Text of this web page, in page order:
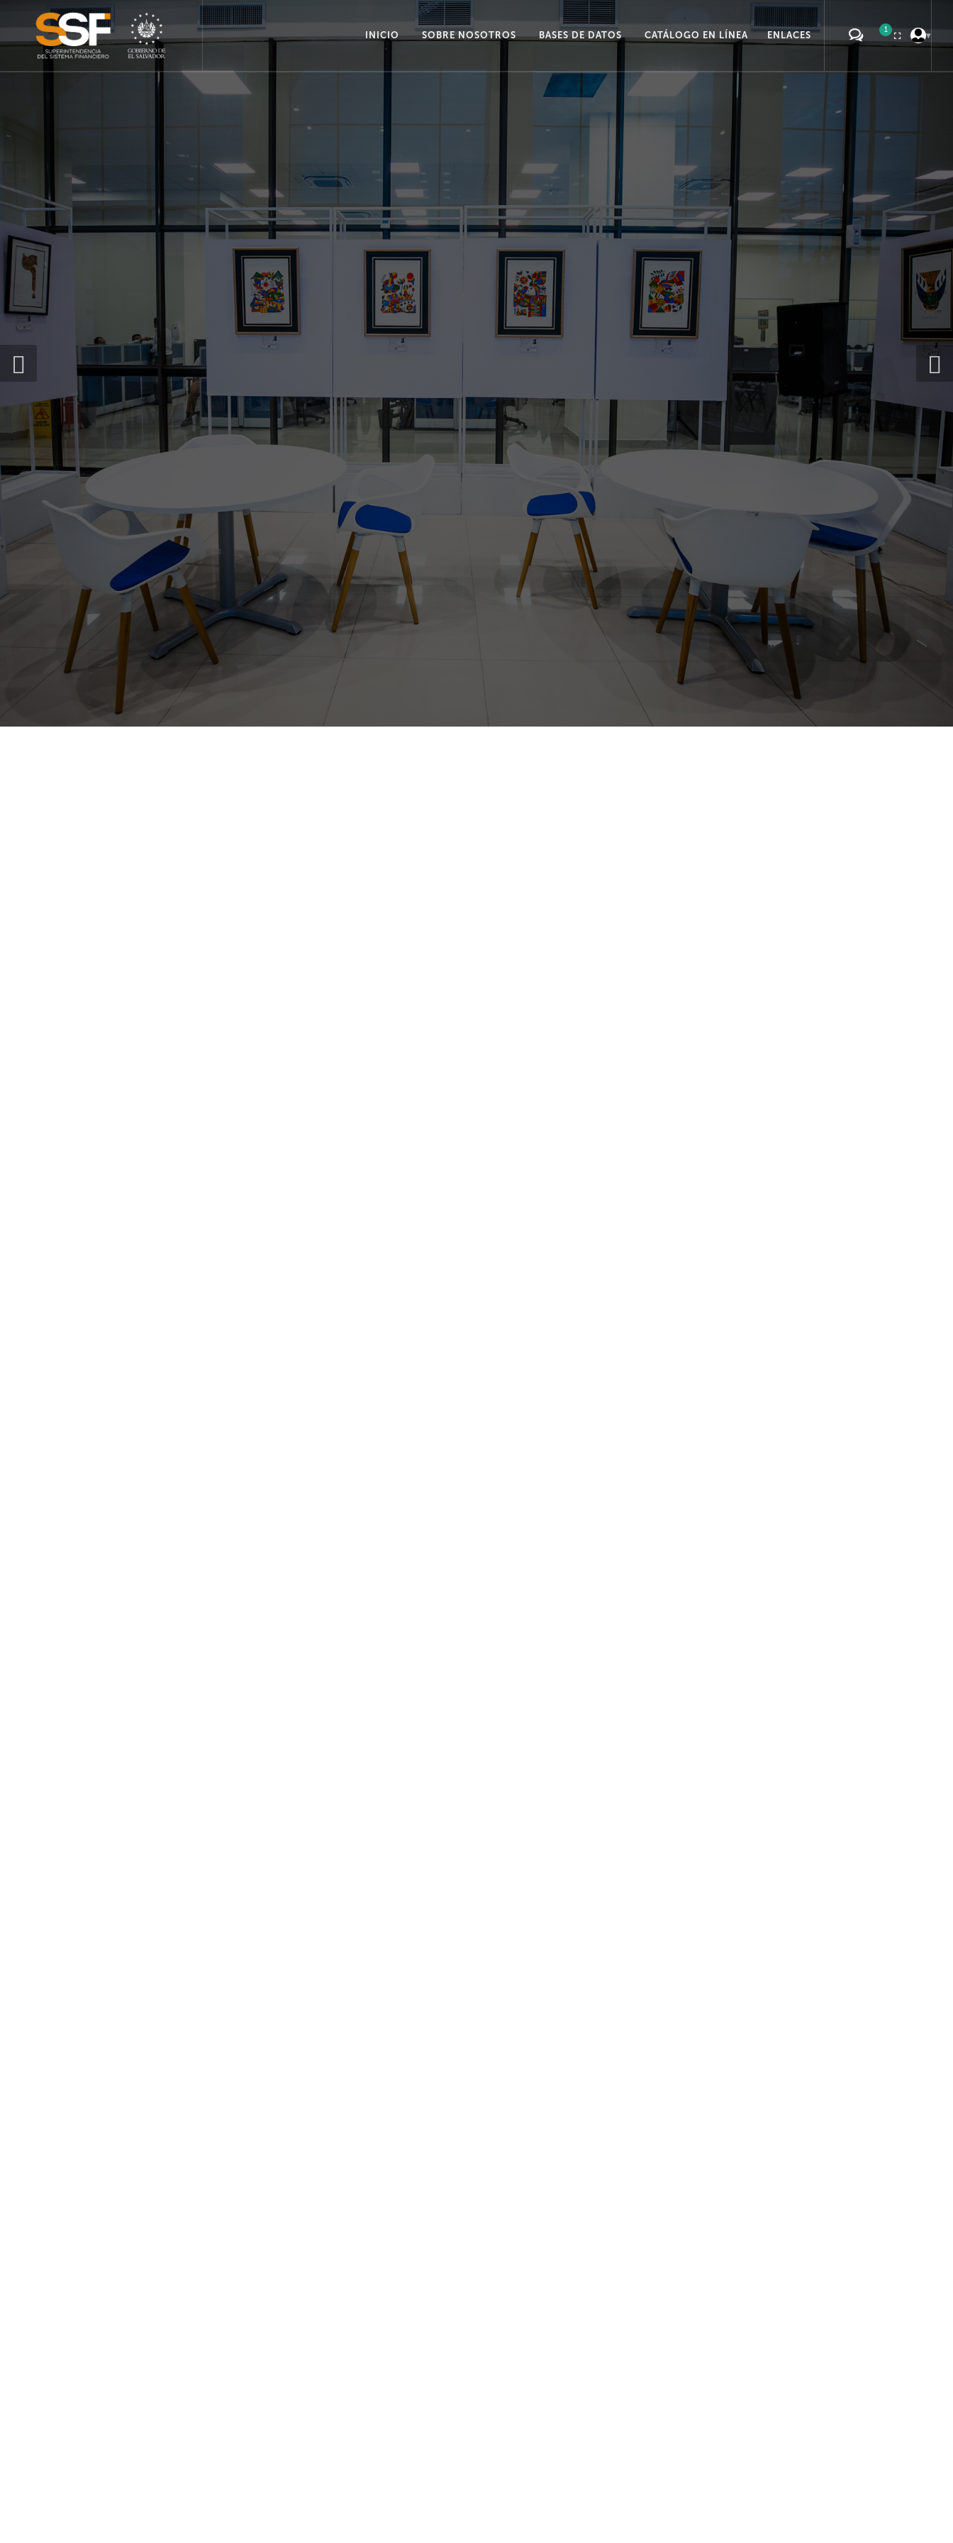
1
INICIO SOBRE NOSOTROS BASES DE DATOS CATÁLOGO EN LÍNEA ENLACES